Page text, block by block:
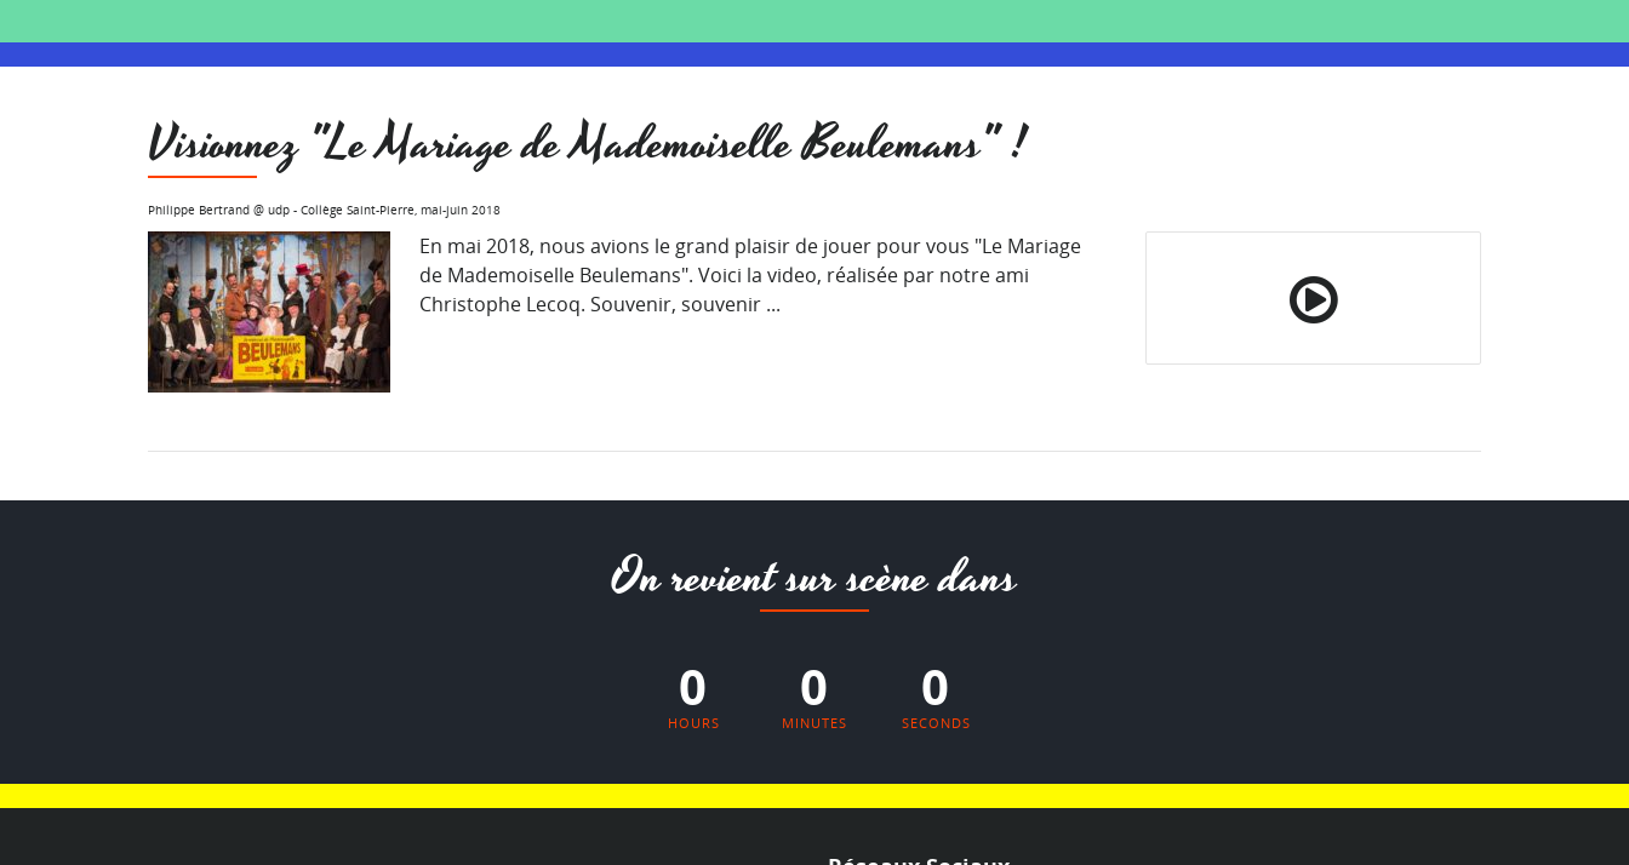
Visionnez "Le Mariage de Mademoiselle Beulemans" !
Philippe Bertrand @ udp - Collège Saint-Pierre, mai-juin 2018
En mai 2018, nous avions le grand plaisir de jouer pour vous "Le Mariage
de Mademoiselle Beulemans". Voici la video, réalisée par notre ami
Christophe Lecoq. Souvenir, souvenir ...
On revient sur scène dans
0
HOURS
0
MINUTES
0
SECONDS